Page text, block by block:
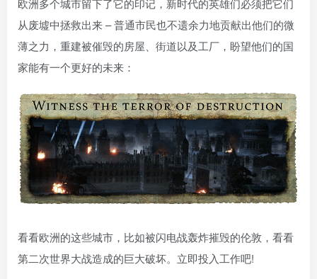
欧洲多个城市留下了它的印记，新时代的英雄们必须把它们
从废墟中拯救出来 – 普通市民也不遗余力地贡献出他们的微
薄之力，重建被催毁的房屋、街道以及工厂，盼望他们的国
家能有一个更好的未来：
看看欧洲的这些城市，比如被闪电战轰炸摧毁的伦敦，看看
第二次世界大战造成的巨大破坏。立即投入工作吧!